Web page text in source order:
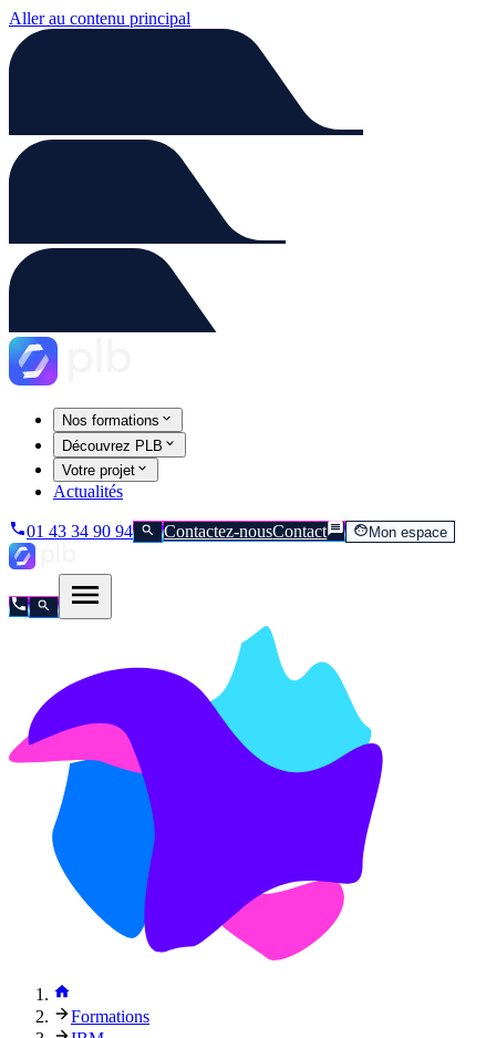
Aller au contenu principal
Nos formations
Découvrez PLB
Votre projet
Actualités
01 43 34 90 94 Contactez-nousContact Mon espace
Formations